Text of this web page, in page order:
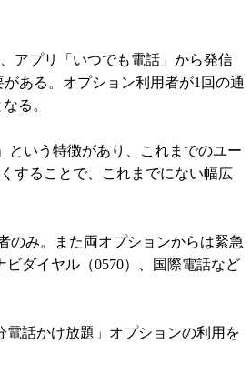
アプリ「いつでも電話」から発信
ある。オプション利用者が1回の通
る。
いう特徴があり、これまでのユー
することで、これまでにない幅広
み。また両オプションからは緊急
ビダイヤル（0570）、国際電話など
話かけ放題」オプションの利用を